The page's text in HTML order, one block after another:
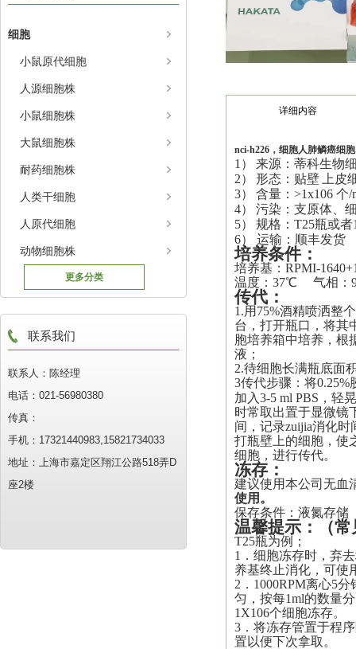
细胞
小鼠原代细胞
人源细胞株
小鼠细胞株
大鼠细胞株
耐药细胞株
人类干细胞
人原代细胞
动物细胞株
更多分类
联系我们
联系人：陈经理
电话：021-56980380
传真：
手机：17321440983,15821734033
地址：上海市嘉定区翔江公路518弄D
座2楼
详细内容
nci-h226，细胞人肺鳞癌细胞
1）
来源：蒂科生物
2）
形态： 贴壁
上
3）
含量：>1x106 个/
4）
污染：支原体、
5）
规格：T25瓶或
6） 运输：顺丰发货
培养条件：
培养基： RPMI-
温度：37℃ 气相：
传代 ：
1.用75%酒精喷洒整
台，打开瓶口，将其
胞培养箱中培养，根
液 ；
2.待细胞长满瓶底面
3传代步骤：将0.25%
加入3-5 ml PBS，轻
时常取出置于显微镜
间，记录zuijia消化时
打瓶壁上的细胞，使
细胞，进行传代。
冻存：
建议使用本公司无血
使用。
保存条件：液氮存储
温馨提示 ： （
T25瓶为例；
1．细胞冻存时，弃
养基终止消化，可使
2．1000RPM离心5
匀，按每1ml的数量
1X106个细胞冻存。
3．将冻存管置于程
置以便下次拿取。